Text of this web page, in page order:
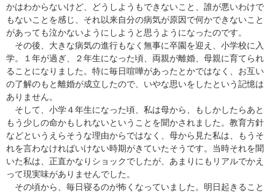
かはわからないけど、どうしようもできないこと、誰が悪いわけで
もないことを感じ、それ以来自分の病気が原因で何かできないこと
があっても泣かないようにしようと思うようになったのです。
その後、大きな病気の進行もなく無事に卒園を迎え、小学校に入
学。１年が過ぎ、２年生になった頃、両親が離婚、母親に育てられ
ることになりました。特に毎日喧嘩があったとかではなく、お互い
の了解のもと離婚が成立したので、いやな思いをしたという記憶は
ありません。
そして、小学４年生になった頃、私は母から、もしかしたらあと
もう少しの命かもしれないということを聞かされました。教育方針
などというえらそうな理由からではなく、母から見た私は、もうそ
れを言わなければいけない時期がきていたそうです。当時それを聞
いた私は、正直かなりショックでしたが、あまりにもリアルでかえ
って現実味がありませんでした。
その頃から、毎日寝るのが怖くなっていました。明日起きること